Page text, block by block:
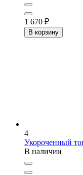
1 670 ₽
В корзину
4
Укороченный
В наличии